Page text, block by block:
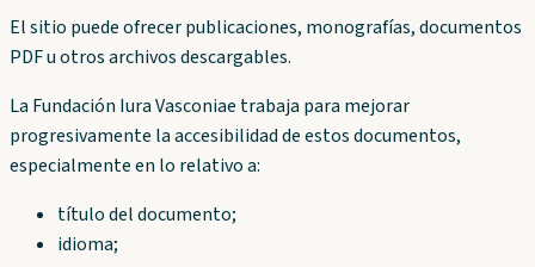
El sitio puede ofrecer publicaciones, monografías, documentos
PDF u otros archivos descargables.
La Fundación Iura Vasconiae trabaja para mejorar
progresivamente la accesibilidad de estos documentos,
especialmente en lo relativo a:
título del documento;
idioma;